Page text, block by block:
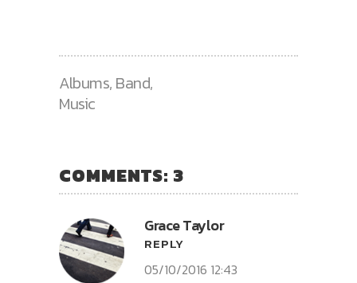
Albums, Band,
Music
COMMENTS: 3
Grace Taylor
REPLY
05/10/2016 12:43